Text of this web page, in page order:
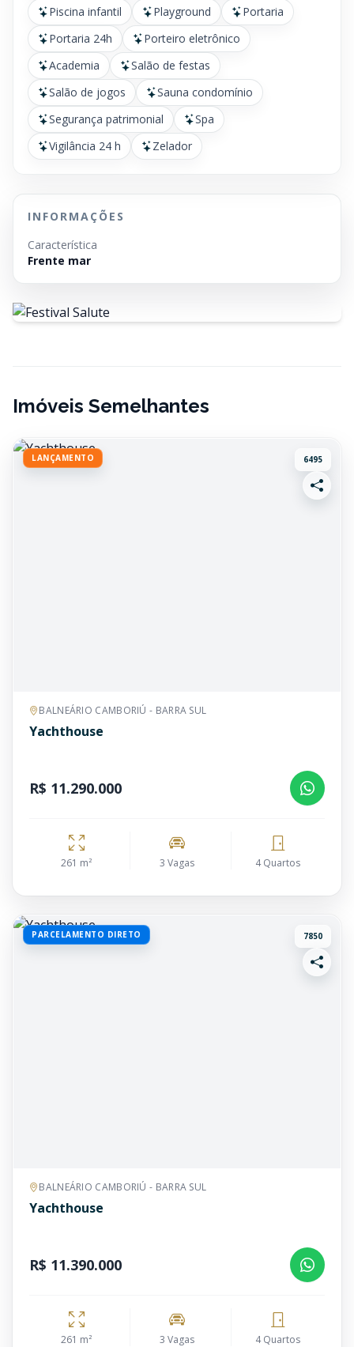
Piscina infantil Playground
Portaria
Portaria 24h
Porteiro eletrônico
Academia
Salão de festas
Salão de jogos
Sauna condomínio
Segurança patrimonial
Spa
Vigilância 24 h
Zelador
INFORMAÇÕES
Característica
Frente mar
Imóveis Semelhantes
LANÇAMENTO 6495
BALNEÁRIO CAMBORIÚ - BARRA SUL
Yachthouse
R$ 11.290.000
261 m² 3 Vagas 4 Quartos
PARCELAMENTO DIRETO 7850
BALNEÁRIO CAMBORIÚ - BARRA SUL
Yachthouse
R$ 11.390.000
261 m² 3 Vagas 4 Quartos